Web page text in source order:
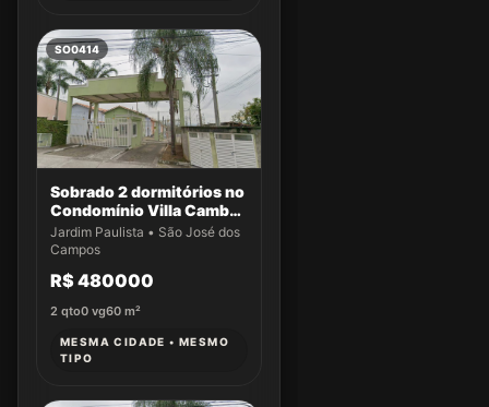
SO0414
Sobrado 2 dormitórios no
Condomínio Villa Cambuí
- Casa 004
Jardim Paulista • São José dos
Campos
R$ 480000
2 qto0 vg60 m²
MESMA CIDADE • MESMO
TIPO